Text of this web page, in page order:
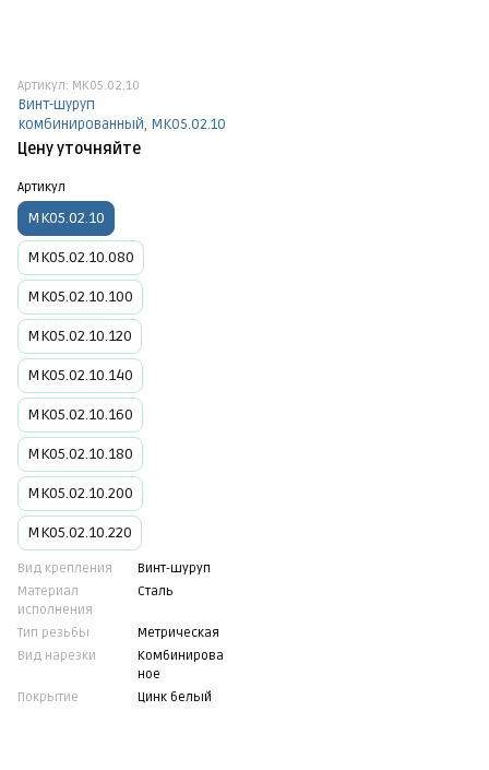
Артикул: МК05.02.10
Винт-шуруп
комбинированный, МК05.02.10
Цену уточняйте
Артикул
МК05.02.10
МК05.02.10.080
МК05.02.10.100
МК05.02.10.120
МК05.02.10.140
МК05.02.10.160
МК05.02.10.180
МК05.02.10.200
МК05.02.10.220
Вид крепления
Винт-шуруп
Материал
исполнения
Сталь
Тип резьбы
Метрическая
Вид нарезки
Комбинирова
ное
Покрытие
Цинк белый